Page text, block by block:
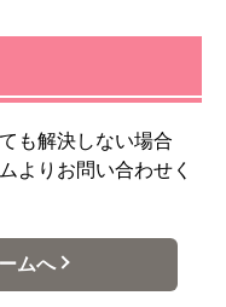
も解決しない場合
よりお問い合わせく
ムへ